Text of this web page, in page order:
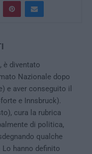
è diventato
Nazionale dopo
e aver conseguito il
e Innsbruck).
cura la rubrica
di politica,
qualche
hanno definito